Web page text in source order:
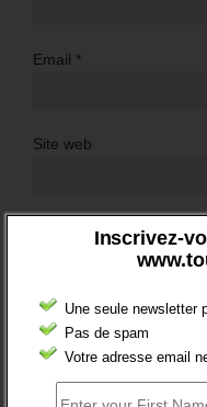
Inscrivez-
Une seule newsletter
Pas de spam
Votre adresse email
Email *
Site web